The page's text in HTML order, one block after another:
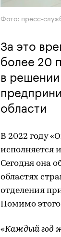
Фото: пресс-
За это
более 20
в
области
В 2022 году
исполняется
Сегодня она
областях
отделения
Помимо
«Каждый год